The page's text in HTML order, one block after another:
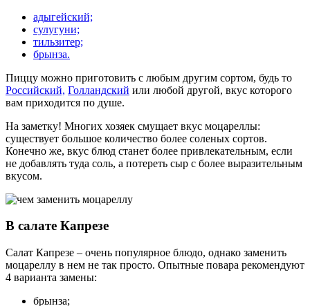
адыгейский;
сулугуни;
тильзитер;
брынза.
Пиццу можно приготовить с любым другим сортом, будь то
Российский, Голландский или любой другой, вкус которого
вам приходится по душе.
На заметку! Многих хозяек смущает вкус моцареллы:
существует большое количество более соленых сортов.
Конечно же, вкус блюд станет более привлекательным, если
не добавлять туда соль, а потереть сыр с более выразительным
вкусом.
В салате Капрезе
Салат Капрезе – очень популярное блюдо, однако заменить
моцареллу в нем не так просто. Опытные повара рекомендуют
4 варианта замены:
брынза;